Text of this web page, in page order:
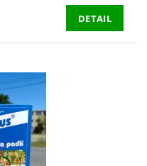
DETAIL